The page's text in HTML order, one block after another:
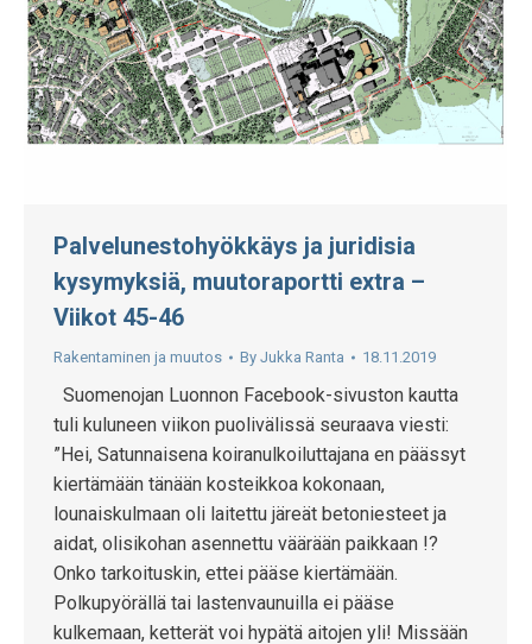
Palvelunestohyökkäys ja juridisia
kysymyksiä, muutoraportti extra –
Viikot 45-46
Rakentaminen ja muutos By Jukka Ranta 18.11.2019
Suomenojan Luonnon Facebook-sivuston kautta
tuli kuluneen viikon puolivälissä seuraava viesti:
”Hei, Satunnaisena koiranulkoiluttajana en päässyt
kiertämään tänään kosteikkoa kokonaan,
lounaiskulmaan oli laitettu järeät betoniesteet ja
aidat, olisikohan asennettu väärään paikkaan !?
Onko tarkoituskin, ettei pääse kiertämään.
Polkupyörällä tai lastenvaunuilla ei pääse
kulkemaan, ketterät voi hypätä aitojen yli! Missään